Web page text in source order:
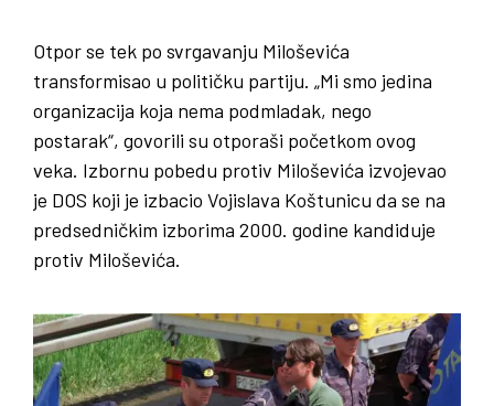
Otpor se tek po svrgavanju Miloševića
transformisao u političku partiju. „Mi smo jedina
organizacija koja nema podmladak, nego
postarak“, govorili su otporaši početkom ovog
veka. Izbornu pobedu protiv Miloševića izvojevao
je DOS koji je izbacio Vojislava Koštunicu da se na
predsedničkim izborima 2000. godine kandiduje
protiv Miloševića.